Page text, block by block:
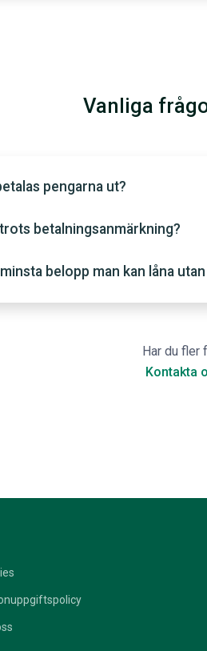
Vanliga
pengarna ut?
trots betalningsanmärkning?
belopp man kan låna utan
Har du fler
Kontakta